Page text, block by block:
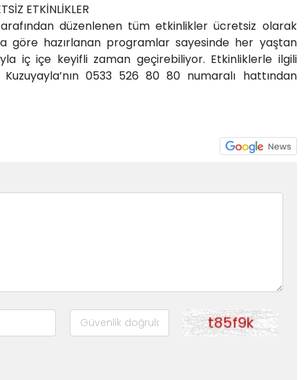
ETKİNLİKLER
düzenlenen tüm etkinlikler ücretsiz olarak
göre hazırlanan programlar sayesinde her yaştan
iç içe keyifli zaman geçirebiliyor. Etkinliklerle ilgili
0533 526 80 80 numaralı hattından